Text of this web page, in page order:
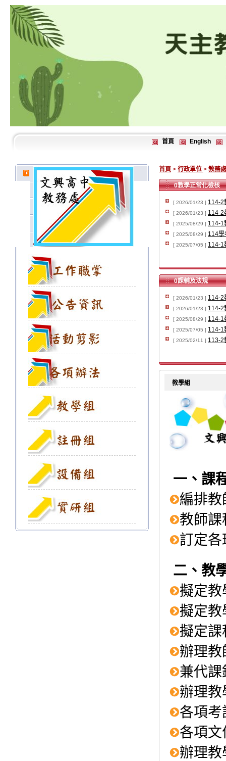
首頁 English
首頁 > 行政單位 > 教務
0教學正常化檢核
[ 2026/01/23 ] 114-2
[ 2026/01/23 ] 114-2
[ 2025/08/29 ] 114-1
[ 2025/08/29 ] 114學
[ 2025/07/05 ] 114-1
0課輔及法規
[ 2026/01/23 ] 114-2
[ 2026/01/23 ] 114-2
[ 2025/08/29 ] 114-1
[ 2025/07/05 ] 114-1
[ 2025/02/11 ] 113-2
教學組
一、課
編排教
教師課
訂定各
二、教
擬定教
擬定教
擬定課
辦理
兼代課
辦理
各項
各項
辦理教